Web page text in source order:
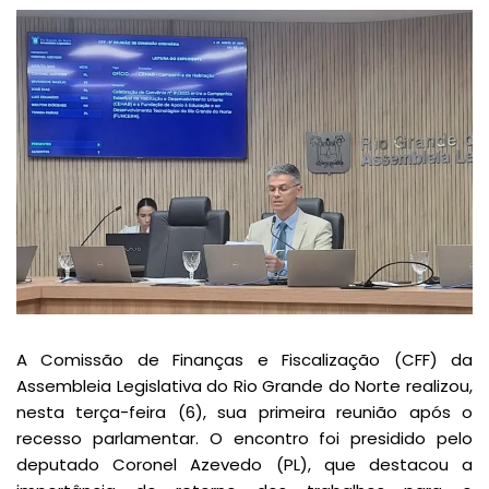
A Comissão de Finanças e Fiscalização (CFF) da
Assembleia Legislativa do Rio Grande do Norte realizou,
nesta terça-feira (6), sua primeira reunião após o
recesso parlamentar. O encontro foi presidido pelo
deputado Coronel Azevedo (PL), que destacou a